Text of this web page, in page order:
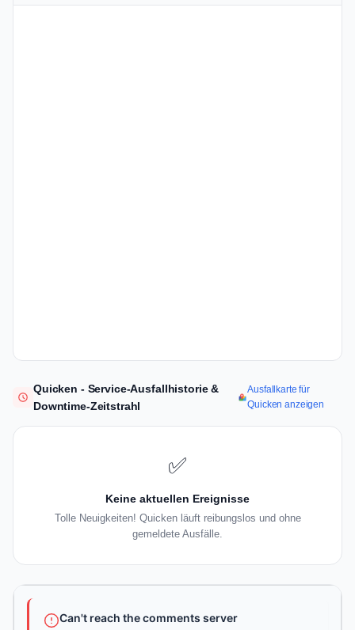
Quicken - Service-Ausfallhistorie &
Downtime-Zeitstrahl
Ausfallkarte für
Quicken anzeigen
✅
Keine aktuellen Ereignisse
Tolle Neuigkeiten! Quicken läuft reibungslos und ohne
gemeldete Ausfälle.
Can't reach the comments server